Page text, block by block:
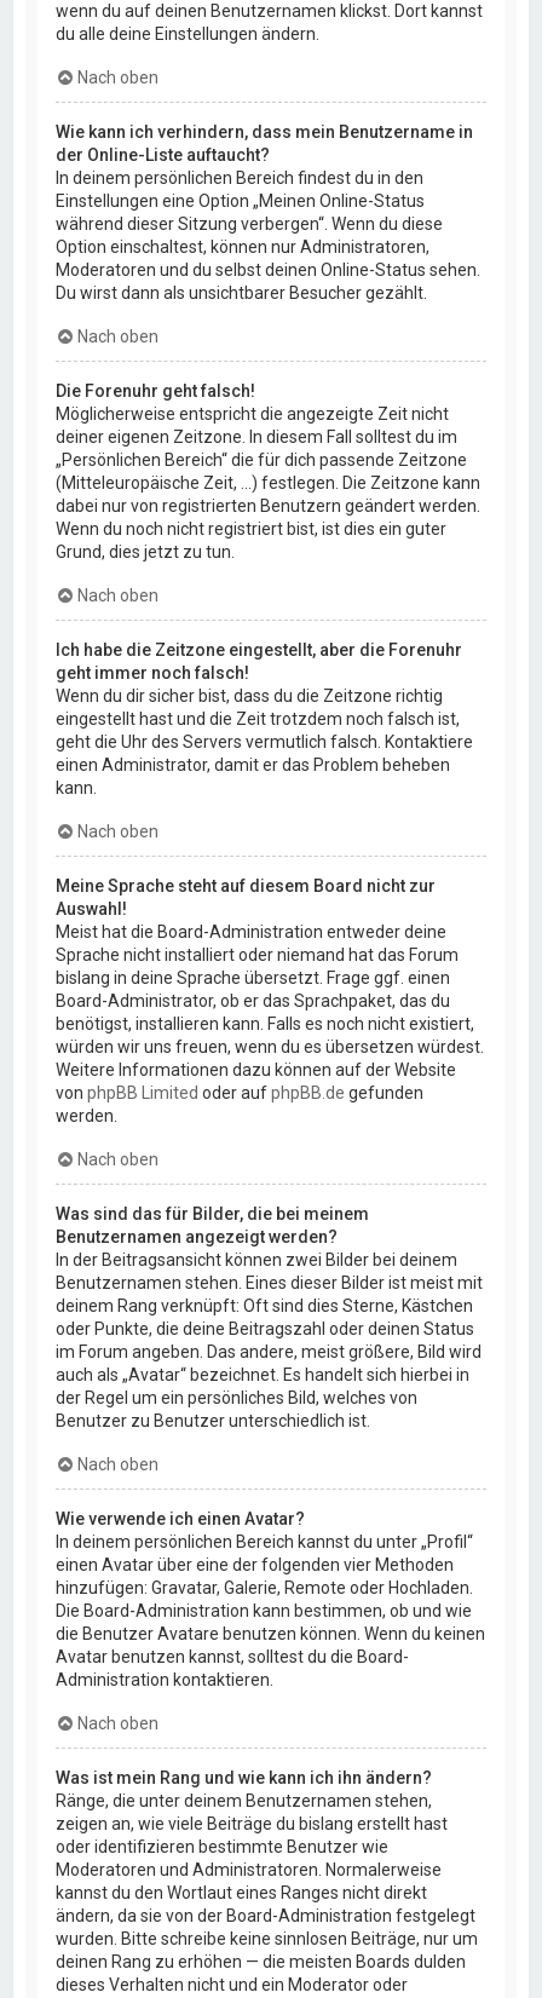
wenn du auf deinen Benutzernamen klickst. Dort kannst
du alle deine Einstellungen ändern.
Nach oben
Wie kann ich verhindern, dass mein Benutzername in
der Online-Liste auftaucht?
In deinem persönlichen Bereich findest du in den
Einstellungen eine Option „Meinen Online-Status
während dieser Sitzung verbergen“. Wenn du diese
Option einschaltest, können nur Administratoren,
Moderatoren und du selbst deinen Online-Status sehen.
Du wirst dann als unsichtbarer Besucher gezählt.
Nach oben
Die Forenuhr geht falsch!
Möglicherweise entspricht die angezeigte Zeit nicht
deiner eigenen Zeitzone. In diesem Fall solltest du im
„Persönlichen Bereich“ die für dich passende Zeitzone
(Mitteleuropäische Zeit, ...) festlegen. Die Zeitzone kann
dabei nur von registrierten Benutzern geändert werden.
Wenn du noch nicht registriert bist, ist dies ein guter
Grund, dies jetzt zu tun.
Nach oben
Ich habe die Zeitzone eingestellt, aber die Forenuhr
geht immer noch falsch!
Wenn du dir sicher bist, dass du die Zeitzone richtig
eingestellt hast und die Zeit trotzdem noch falsch ist,
geht die Uhr des Servers vermutlich falsch. Kontaktiere
einen Administrator, damit er das Problem beheben
kann.
Nach oben
Meine Sprache steht auf diesem Board nicht zur
Auswahl!
Meist hat die Board-Administration entweder deine
Sprache nicht installiert oder niemand hat das Forum
bislang in deine Sprache übersetzt. Frage ggf. einen
Board-Administrator, ob er das Sprachpaket, das du
benötigst, installieren kann. Falls es noch nicht existiert,
würden wir uns freuen, wenn du es übersetzen würdest.
Weitere Informationen dazu können auf der Website
vonphpBB Limited oder aufphpBB.de gefunden
werden.
Nach oben
Was sind das für Bilder, die bei meinem
Benutzernamen angezeigt werden?
In der Beitragsansicht können zwei Bilder bei deinem
Benutzernamen stehen. Eines dieser Bilder ist meist mit
deinem Rang verknüpft: Oft sind dies Sterne, Kästchen
oder Punkte, die deine Beitragszahl oder deinen Status
im Forum angeben. Das andere, meist größere, Bild wird
auch als „Avatar“ bezeichnet. Es handelt sich hierbei in
der Regel um ein persönliches Bild, welches von
Benutzer zu Benutzer unterschiedlich ist.
Nach oben
Wie verwende ich einen Avatar?
In deinem persönlichen Bereich kannst du unter „Profil“
einen Avatar über eine der folgenden vier Methoden
hinzufügen: Gravatar, Galerie, Remote oder Hochladen.
Die Board-Administration kann bestimmen, ob und wie
die Benutzer Avatare benutzen können. Wenn du keinen
Avatar benutzen kannst, solltest du die Board-
Administration kontaktieren.
Nach oben
Was ist mein Rang und wie kann ich ihn ändern?
Ränge, die unter deinem Benutzernamen stehen,
zeigen an, wie viele Beiträge du bislang erstellt hast
oder identifizieren bestimmte Benutzer wie
Moderatoren und Administratoren. Normalerweise
kannst du den Wortlaut eines Ranges nicht direkt
ändern, da sie von der Board-Administration festgelegt
wurden. Bitte schreibe keine sinnlosen Beiträge, nur um
deinen Rang zu erhöhen — die meisten Boards dulden
dieses Verhalten nicht und ein Moderator oder